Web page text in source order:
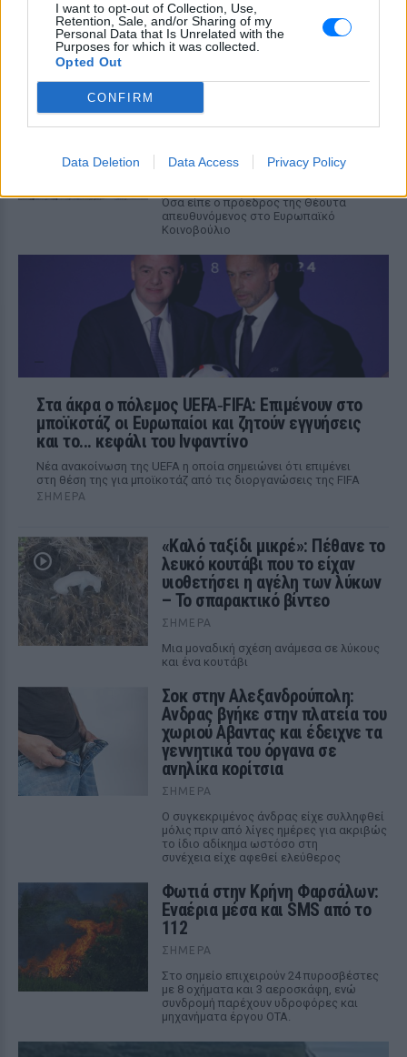
I want to opt-out of Collection, Use,
Retention, Sale, and/or Sharing of my
Personal Data that Is Unrelated with the
Purposes for which it was collected.
Opted Out
CONFIRM
Data Deletion Data Access Privacy Policy
ΣΉΜΕΡΑ
Μετά την απόσυρση από τη διαδικασία
ανταγωνίστριας αμερικανικής
ανήμποροι και γεμάτοι αγωνία»
στην περιοχή
Όσα είπε ο πρόεδρος της Θέουτα
απευθυνόμενος στο Ευρωπαϊκό
Κοινοβούλιο
Στα άκρα ο πόλεμος UEFA‑FIFA: Επιμένουν στο
μποϊκοτάζ οι Ευρωπαίοι και ζητούν εγγυήσεις
και το... κεφάλι του Ινφαντίνο
Νέα ανακοίνωση της UEFA η οποία σημειώνει ότι επιμένει
στη θέση της για μποϊκοτάζ από τις διοργανώσεις της FIFA
ΣΉΜΕΡΑ
«Καλό ταξίδι μικρέ»: Πέθανε το
λευκό κουτάβι που το είχαν
υιοθετήσει η αγέλη των λύκων
– Το σπαρακτικό βίντεο
ΣΉΜΕΡΑ
Μια μοναδική σχέση ανάμεσα σε λύκους
και ένα κουτάβι
Σοκ στην Αλεξανδρούπολη:
Ανδρας βγήκε στην πλατεία του
χωριού Αβαντας και έδειχνε τα
γεννητικά του όργανα σε
ανηλίκα κορίτσια
ΣΉΜΕΡΑ
Ο συγκεκριμένος άνδρας είχε συλληφθεί
μόλις πριν από λίγες ημέρες για ακριβώς
το ίδιο αδίκημα ωστόσο στη
συνέχεια είχε αφεθεί ελεύθερος
Φωτιά στην Κρήνη Φαρσάλων:
Εναέρια μέσα και SMS από το
112
ΣΉΜΕΡΑ
Στο σημείο επιχειρούν 24 πυροσβέστες
με 8 οχήματα και 3 αεροσκάφη, ενώ
συνδρομή παρέχουν υδροφόρες και
μηχανήματα έργου ΟΤΑ.